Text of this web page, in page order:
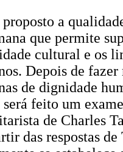
a
que permite
cultural e os
Depois de
de dignidade
será feito um
de Charles
das respostas